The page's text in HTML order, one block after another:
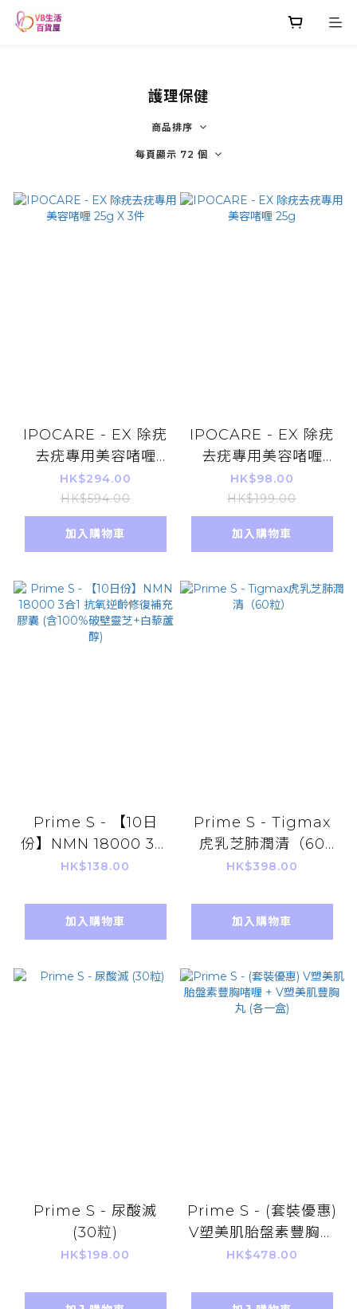
護理保健
商品排序
每頁顯示 72 個
IPOCARE - EX 除疣
去疣專用美容啫喱
25g X 3件
HK$294.00
HK$594.00
加入購物車
IPOCARE - EX 除疣
去疣專用美容啫喱
25g
HK$98.00
HK$199.00
加入購物車
Prime S - 【10日
份】NMN 18000 3合
1 抗氧逆齡修復補充膠
+白藜蘆醇)
HK$138.00
加入購物車
Prime S - Tigmax
虎乳芝肺潤清（60
粒）
HK$398.00
加入購物車
Prime S - 尿酸滅
(30粒)
HK$198.00
Prime S - (套裝優惠)
V塑美肌胎盤素豐胸啫
喱 + V塑美肌豐胸丸
HK$478.00